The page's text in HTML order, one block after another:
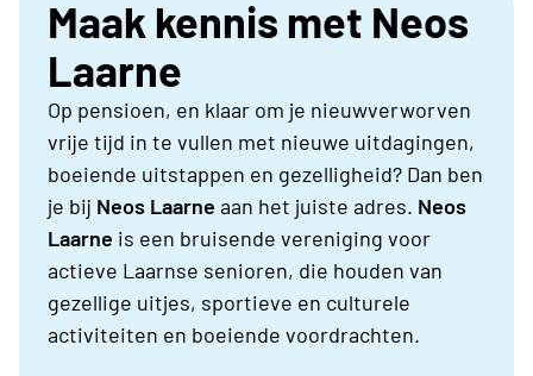
Maak kennis met Neos
Laarne
Op pensioen, en klaar om je nieuwverworven
vrije tijd in te vullen met nieuwe uitdagingen,
boeiende uitstappen en gezelligheid? Dan ben
je bij Neos Laarne aan het juiste adres. Neos
Laarne is een bruisende vereniging voor
actieve Laarnse senioren, die houden van
gezellige uitjes, sportieve en culturele
activiteiten en boeiende voordrachten.